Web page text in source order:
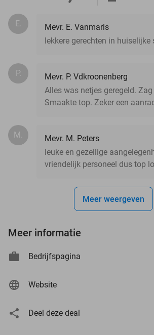
E.
Mevr. E. Vanmaris
lekkere gerechten in huiselijke
P.
Mevr. P. Vdkroonenberg
Alles was netjes geregeld.
Smaakte top. Zeker een
M.
Mevr. M. Peters
leuke en gezellige
vriendelijk personeel dus top
Meer weergeven
Meer informatie
Bedrijfspagina
Website
Deel deze deal